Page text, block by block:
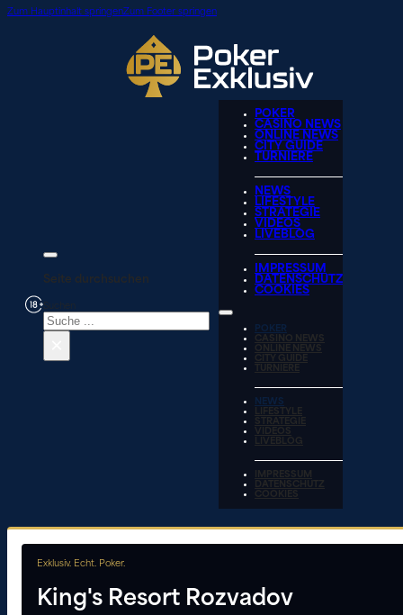
Zum Hauptinhalt springenZum Footer springen
Seite durchsuchen
POKER
CASINO NEWS
ONLINE NEWS
CITY GUIDE
TURNIERE
NEWS
LIFESTYLE
STRATEGIE
VIDEOS
LIVEBLOG
IMPRESSUM
DATENSCHUTZ
COOKIES
POKER
CASINO NEWS
ONLINE NEWS
CITY GUIDE
TURNIERE
NEWS
LIFESTYLE
STRATEGIE
VIDEOS
LIVEBLOG
IMPRESSUM
DATENSCHUTZ
COOKIES
Exklusiv. Echt. Poker.
King's Resort Rozvadov